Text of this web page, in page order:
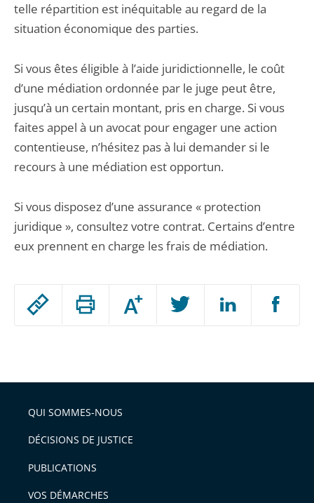
Passer
arriver
après
Augmenter
ou
l'article
pour
avant
telle répartition est inéquitable au regard de la
situation économique des parties.
Si vous êtes éligible à l’aide juridictionnelle, le coût
d’une médiation ordonnée par le juge peut être,
jusqu’à un certain montant, pris en charge. Si vous
faites appel à un avocat pour engager une action
contentieuse, n’hésitez pas à lui demander si le
recours à une médiation est opportun.
Si vous disposez d’une assurance « protection
juridique », consultez votre contrat. Certains d’entre
eux prennent en charge les frais de médiation.
QUI SOMMES-NOUS
DÉCISIONS DE JUSTICE
PUBLICATIONS
VOS DÉMARCHES